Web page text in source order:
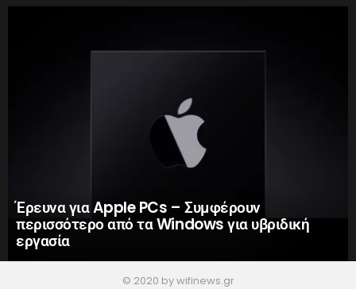
Έρευνα για Apple PCs – Συμφέρουν
περισσότερο από τα Windows για υβριδική
εργασία
© 2020 by wifinews.gr